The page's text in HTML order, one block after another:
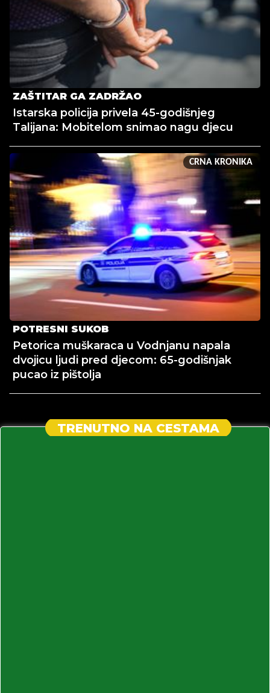
ZAŠTITAR GA ZADRŽAO
Istarska policija privela 45-godišnjeg
Talijana: Mobitelom snimao nagu djecu
CRNA KRONIKA
POTRESNI SUKOB
Petorica muškaraca u Vodnjanu napala
dvojicu ljudi pred djecom: 65-godišnjak
pucao iz pištolja
TRENUTNO NA CESTAMA